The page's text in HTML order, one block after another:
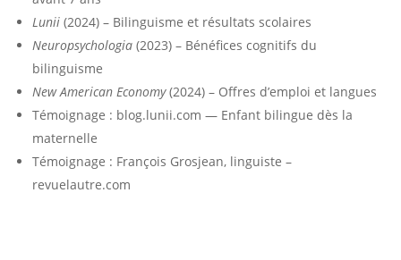
Lunii (2024) – Bilinguisme et résultats scolaires
Neuropsychologia (2023) – Bénéfices cognitifs du
bilinguisme
New American Economy(2024) – Offres d’emploi et langues
Témoignage : blog.lunii.com — Enfant bilingue dès la
maternelle
Témoignage : François Grosjean, linguiste –
revuelautre.com